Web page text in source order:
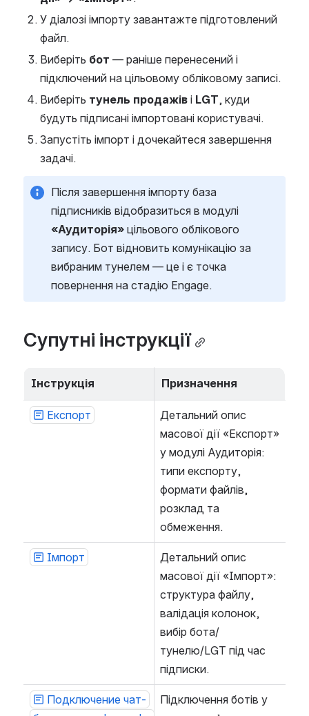
У діалозі імпорту завантажте підготовлений
файл.
Виберіть бот — раніше перенесений і
підключений на цільовому обліковому записі.
Виберіть тунель продажів і LGT, куди
будуть підписані імпортовані користувачі.
Запустіть імпорт і дочекайтеся завершення
задачі.
Після завершення імпорту база
«Аудиторія» цільового облікового
запису. Бот відновить комунікацію за
вибраним тунелем — це і є точка
повернення на стадію Engage.
Супутні інструкції
Інструкція Призначення
Експорт
Детальний опис
масової дії «Експорт»
у модулі Аудиторія:
типи експорту,
формати файлів,
розклад та
обмеження.
Імпорт
Детальний опис
масової дії «Імпорт»:
структура файлу,
валідація колонок,
вибір бота/
тунелю/LGT під час
підписки.
Подключение чат-
Підключення ботів у